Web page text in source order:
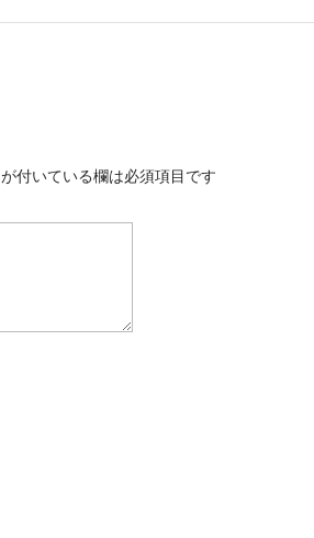
が付いている欄は必須項目です